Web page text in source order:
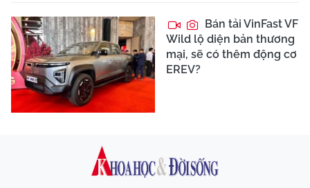
Bán tải VinFast VF
Wild lộ diện bản thương
mại, sẽ có thêm động cơ
EREV?